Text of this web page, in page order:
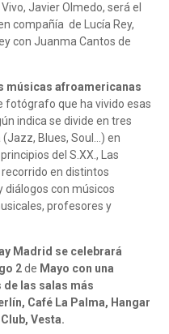
Javier Olmedo, será el
compañía de Lucía Rey,
con Juanma Cantos de
músicas afroamericanas
fotógrafo que ha vivido esas
indica se divide en tres
Blues, Soul...) en
del S.XX., Las
en distintos
diálogos con músicos
profesores y
Madrid se celebrará
2de Mayo con una
las salas más
Café La Palma, Hangar
Vesta.